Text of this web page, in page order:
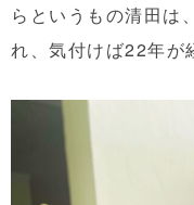
らというもの清田は
れ、気付けば22年が